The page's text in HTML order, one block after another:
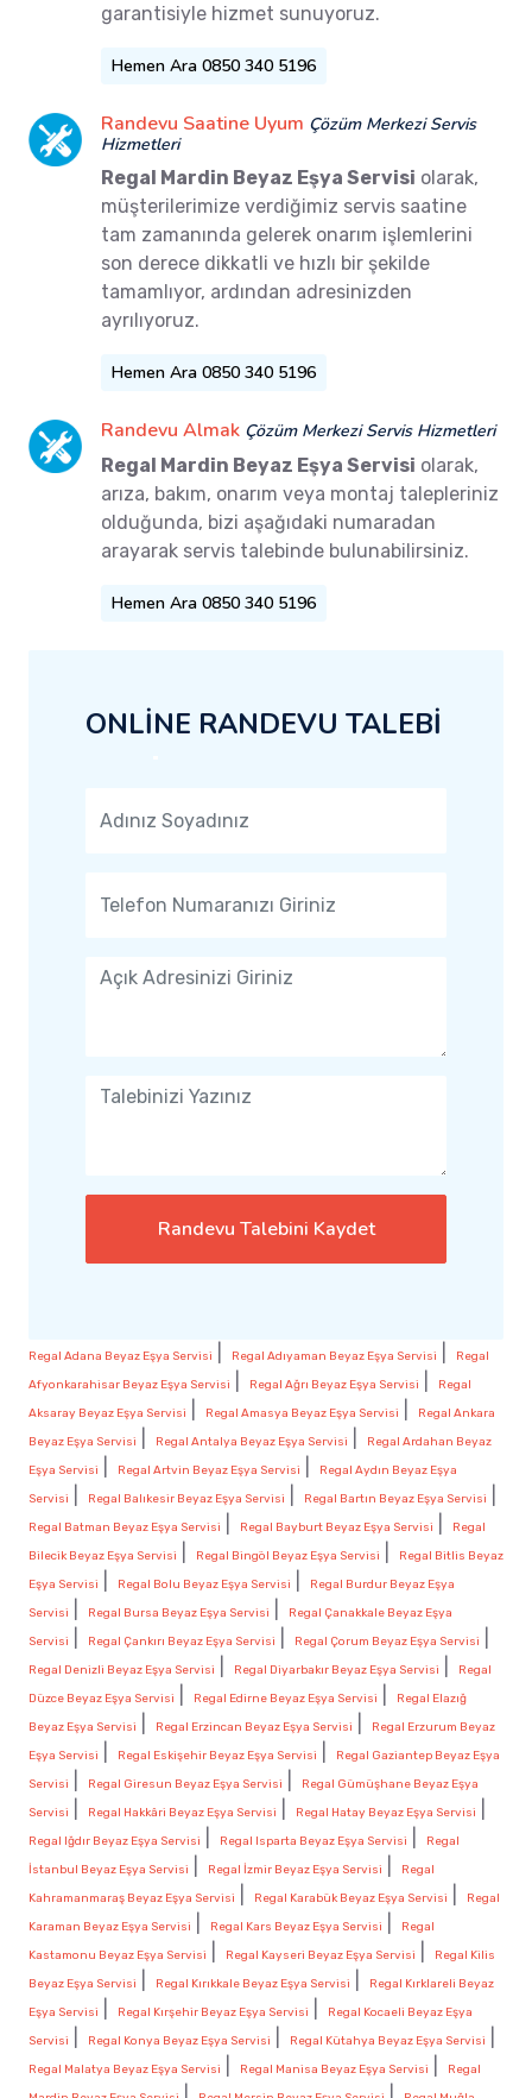
garantisiyle hizmet sunuyoruz.
Hemen Ara 0850 340 5196
Randevu Saatine Uyum Çözüm Merkezi Servis
Hizmetleri
Regal Mardin Beyaz Eşya Servisi olarak,
müşterilerimize verdiğimiz servis saatine
tam zamanında gelerek onarım işlemlerini
son derece dikkatli ve hızlı bir şekilde
tamamlıyor, ardından adresinizden
ayrılıyoruz.
Hemen Ara 0850 340 5196
Randevu Almak Çözüm Merkezi Servis Hizmetleri
Regal Mardin Beyaz Eşya Servisi olarak,
arıza, bakım, onarım veya montaj talepleriniz
olduğunda, bizi aşağıdaki numaradan
arayarak servis talebinde bulunabilirsiniz.
Hemen Ara 0850 340 5196
ONLİNE RANDEVU TALEBİ
Randevu Talebini Kaydet
Regal Adana Beyaz Eşya Servisi Regal Adıyaman Beyaz Eşya Servisi
Regal
Afyonkarahisar Beyaz Eşya Servisi
Regal Ağrı Beyaz Eşya Servisi
Regal
Aksaray Beyaz Eşya Servisi
Regal Amasya Beyaz Eşya Servisi
Regal Ankara
Beyaz Eşya Servisi
Regal Antalya Beyaz Eşya Servisi
Regal Ardahan Beyaz
Eşya Servisi
Regal Artvin Beyaz Eşya Servisi
Regal Aydın Beyaz Eşya
Servisi
Regal Balıkesir Beyaz Eşya Servisi Regal Bartın Beyaz Eşya Servisi
Regal Batman Beyaz Eşya Servisi Regal Bayburt Beyaz Eşya Servisi
Regal
Bilecik Beyaz Eşya Servisi
Regal Bingöl Beyaz Eşya Servisi
Regal Bitlis Beyaz
Eşya Servisi
Regal Bolu Beyaz Eşya Servisi
Regal Burdur Beyaz Eşya
Servisi
Regal Bursa Beyaz Eşya Servisi
Regal Çanakkale Beyaz Eşya
Servisi
Regal Çankırı Beyaz Eşya Servisi Regal Çorum Beyaz Eşya Servisi
Regal Denizli Beyaz Eşya Servisi Regal Diyarbakır Beyaz Eşya Servisi
Regal
Düzce Beyaz Eşya Servisi
Regal Edirne Beyaz Eşya Servisi
Regal Elazığ
Beyaz Eşya Servisi
Regal Erzincan Beyaz Eşya Servisi
Regal Erzurum Beyaz
Eşya Servisi
Regal Eskişehir Beyaz Eşya Servisi
Regal Gaziantep Beyaz Eşya
Servisi
Regal Giresun Beyaz Eşya Servisi
Regal Gümüşhane Beyaz Eşya
Servisi
Regal Hakkâri Beyaz Eşya Servisi Regal Hatay Beyaz Eşya Servisi
Regal Iğdır Beyaz Eşya Servisi Regal Isparta Beyaz Eşya Servisi
Regal
İstanbul Beyaz Eşya Servisi
Regal İzmir Beyaz Eşya Servisi
Regal
Kahramanmaraş Beyaz Eşya Servisi
Regal Karabük Beyaz Eşya Servisi
Regal
Karaman Beyaz Eşya Servisi
Regal Kars Beyaz Eşya Servisi
Regal
Kastamonu Beyaz Eşya Servisi
Regal Kayseri Beyaz Eşya Servisi
Regal Kilis
Beyaz Eşya Servisi
Regal Kırıkkale Beyaz Eşya Servisi
Regal Kırklareli Beyaz
Eşya Servisi
Regal Kırşehir Beyaz Eşya Servisi
Regal Kocaeli Beyaz Eşya
Servisi
Regal Konya Beyaz Eşya Servisi Regal Kütahya Beyaz Eşya Servisi
Regal Malatya Beyaz Eşya Servisi Regal Manisa Beyaz Eşya Servisi
Regal